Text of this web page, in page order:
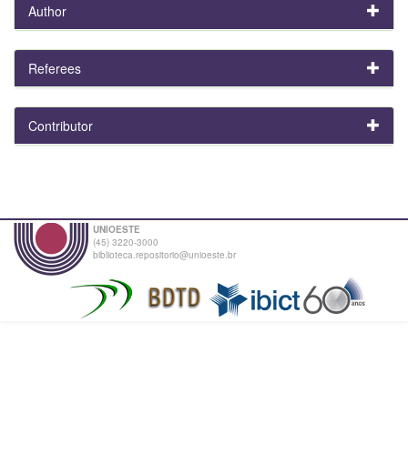
Author
Referees
Contributor
UNIOESTE
(45) 3220-3000
biblioteca.repositorio@unioeste.br